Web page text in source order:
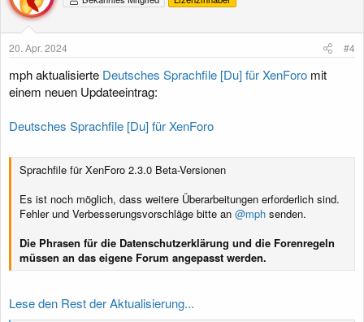
o
n
n
20. Apr. 2024 #4
mph aktualisierte Deutsches Sprachfile [Du] für XenForo mit
einem neuen Updateeintrag:
Deutsches Sprachfile [Du] für XenForo
Sprachfile für XenForo 2.3.0 Beta-Versionen
Es ist noch möglich, dass weitere Überarbeitungen erforderlich sind.
Fehler und Verbesserungsvorschläge bitte an @mph senden.
Die Phrasen für die Datenschutzerklärung und die Forenregeln
müssen an das eigene Forum angepasst werden.
Lese den Rest der Aktualisierung...